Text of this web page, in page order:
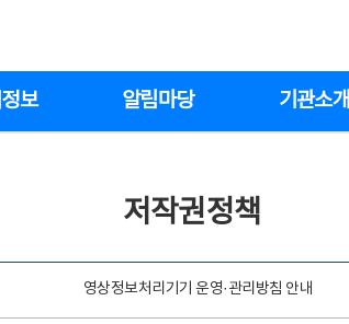
보 알림마당 기관소개
저작권정책
영상정보처리기기 운영·관리방침 안내